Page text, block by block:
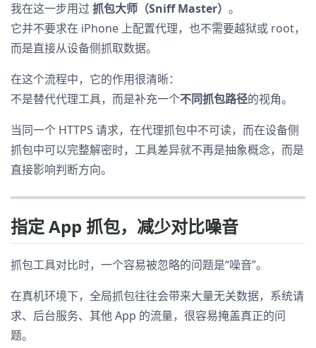
我在这一步用过 抓包大师（Sniff Master） 。
它并不要求在 iPhone 上配置代理，也不需要越狱或 root，
而是直接从设备侧抓取数据。
在这个流程中，它的作用很清晰：
不是替代代理工具，而是补充一个不同抓包路径的视角。
当同一个 HTTPS 请求，在代理抓包中不可读，而在设备侧
抓包中可以完整解密时，工具差异就不再是抽象概念，而是
直接影响判断方向。
指定 App 抓包，减少对比噪音
抓包工具对比时，一个容易被忽略的问题是“噪音”。
在真机环境下，全局抓包往往会带来大量无关数据，系统请
求、后台服务、其他 App 的流量，很容易掩盖真正的问
题。